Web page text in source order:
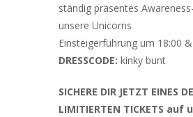
ständig präsentes
unsere Unicorns
Einsteigerführung um 18:00
DRESSCODE: kinky bunt
SICHERE DIR JETZT EINES
LIMITIERTEN TICKETS auf